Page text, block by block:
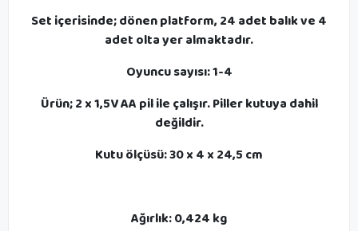
Set içerisinde; dönen platform, 24 adet balık ve 4
adet olta yer almaktadır.
Oyuncu sayısı: 1-4
Ürün; 2 x 1,5V AA pil ile çalışır. Piller kutuya dahil
değildir.
Kutu ölçüsü: 30 x 4 x 24,5 cm
Ağırlık: 0,424 kg